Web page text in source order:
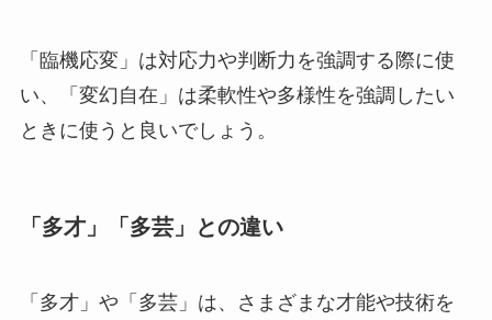
「臨機応変」は対応力や判断力を強調する際に使
い、「変幻自在」は柔軟性や多様性を強調したい
ときに使うと良いでしょう。
「多才」「多芸」との違い
「多才」や「多芸」は、さまざまな才能や技術を